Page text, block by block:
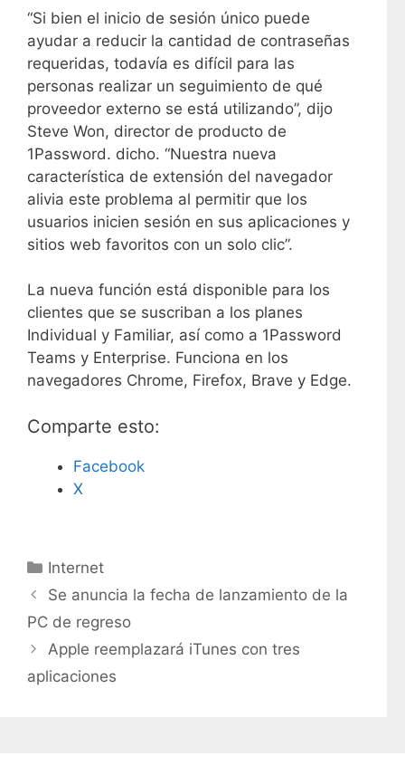
“Si bien el inicio de sesión único puede
ayudar a reducir la cantidad de contraseñas
requeridas, todavía es difícil para las
personas realizar un seguimiento de qué
proveedor externo se está utilizando”, dijo
Steve Won, director de producto de
1Password. dicho. “Nuestra nueva
característica de extensión del navegador
alivia este problema al permitir que los
usuarios inicien sesión en sus aplicaciones y
sitios web favoritos con un solo clic”.
La nueva función está disponible para los
clientes que se suscriban a los planes
Individual y Familiar, así como a 1Password
Teams y Enterprise. Funciona en los
navegadores Chrome, Firefox, Brave y Edge.
Comparte esto:
Facebook
X
C
a
e
g
o
Internet
Se anuncia la fecha de lanzamiento de la
PC de regreso
Apple reemplazará iTunes con tres
aplicaciones